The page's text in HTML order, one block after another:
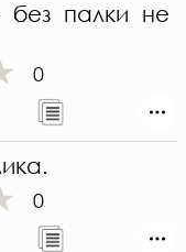
палки не
0
0